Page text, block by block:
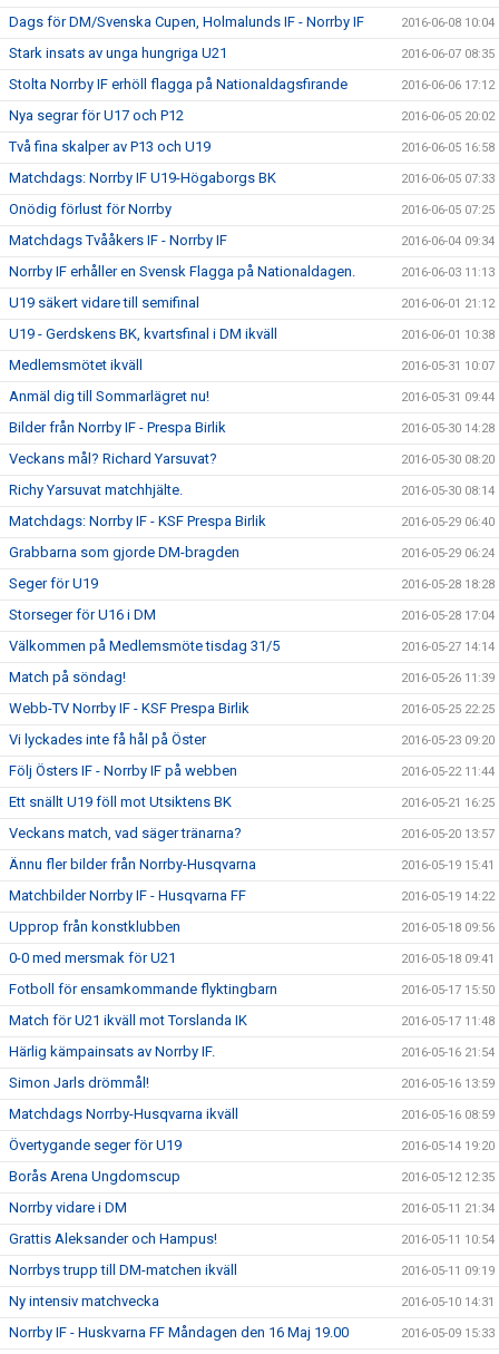
Dags för DM/Svenska Cupen, Holmalunds IF - Norrby IF 2016-06-08 10:04
Stark insats av unga hungriga U21 2016-06-07 08:35
Stolta Norrby IF erhöll flagga på Nationaldagsfirande 2016-06-06 17:12
Nya segrar för U17 och P12 2016-06-05 20:02
Två fina skalper av P13 och U19 2016-06-05 16:58
Matchdags: Norrby IF U19-Högaborgs BK 2016-06-05 07:33
Onödig förlust för Norrby 2016-06-05 07:25
Matchdags Tvååkers IF - Norrby IF 2016-06-04 09:34
Norrby IF erhåller en Svensk Flagga på Nationaldagen. 2016-06-03 11:13
U19 säkert vidare till semifinal 2016-06-01 21:12
U19 - Gerdskens BK, kvartsfinal i DM ikväll 2016-06-01 10:38
Medlemsmötet ikväll 2016-05-31 10:07
Anmäl dig till Sommarlägret nu! 2016-05-31 09:44
Bilder från Norrby IF - Prespa Birlik 2016-05-30 14:28
Veckans mål? Richard Yarsuvat? 2016-05-30 08:20
Richy Yarsuvat matchhjälte. 2016-05-30 08:14
Matchdags: Norrby IF - KSF Prespa Birlik 2016-05-29 06:40
Grabbarna som gjorde DM-bragden 2016-05-29 06:24
Seger för U19 2016-05-28 18:28
Storseger för U16 i DM 2016-05-28 17:04
Välkommen på Medlemsmöte tisdag 31/5 2016-05-27 14:14
Match på söndag! 2016-05-26 11:39
Webb-TV Norrby IF - KSF Prespa Birlik 2016-05-25 22:25
Vi lyckades inte få hål på Öster 2016-05-23 09:20
Följ Östers IF - Norrby IF på webben 2016-05-22 11:44
Ett snällt U19 föll mot Utsiktens BK 2016-05-21 16:25
Veckans match, vad säger tränarna? 2016-05-20 13:57
Ännu fler bilder från Norrby-Husqvarna 2016-05-19 15:41
Matchbilder Norrby IF - Husqvarna FF 2016-05-19 14:22
Upprop från konstklubben 2016-05-18 09:56
0-0 med mersmak för U21 2016-05-18 09:41
Fotboll för ensamkommande flyktingbarn 2016-05-17 15:50
Match för U21 ikväll mot Torslanda IK 2016-05-17 11:48
Härlig kämpainsats av Norrby IF. 2016-05-16 21:54
Simon Jarls drömmål! 2016-05-16 13:59
Matchdags Norrby-Husqvarna ikväll 2016-05-16 08:59
Övertygande seger för U19 2016-05-14 19:20
Borås Arena Ungdomscup 2016-05-12 12:35
Norrby vidare i DM 2016-05-11 21:34
Grattis Aleksander och Hampus! 2016-05-11 10:54
Norrbys trupp till DM-matchen ikväll 2016-05-11 09:19
Ny intensiv matchvecka 2016-05-10 14:31
Norrby IF - Huskvarna FF Måndagen den 16 Maj 19.00 2016-05-09 15:33